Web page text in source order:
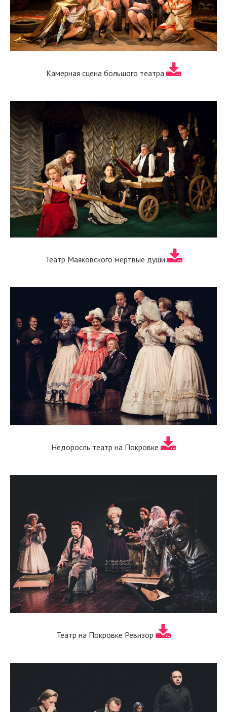
Камерная сцена большого театра
Театр Маяковского мертвые души
Недоросль театр на Покровке
Театр на Покровке Ревизор